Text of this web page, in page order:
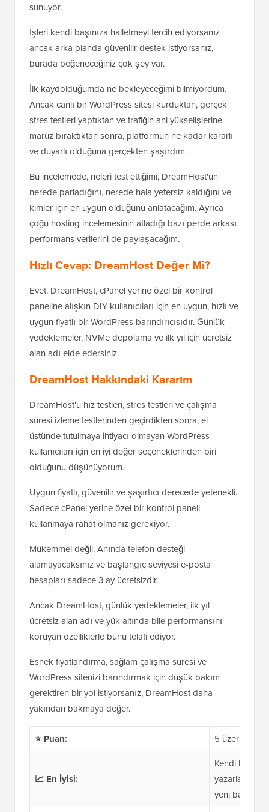
sunuyor.
İşleri kendi başınıza halletmeyi tercih ediyorsanız
ancak arka planda güvenilir destek istiyorsanız,
burada beğeneceğiniz çok şey var.
İlk kaydolduğumda ne bekleyeceğimi bilmiyordum.
Ancak canlı bir WordPress sitesi kurduktan, gerçek
stres testleri yaptıktan ve trafiğin ani yükselişlerine
maruz bıraktıktan sonra, platformun ne kadar kararlı
ve duyarlı olduğuna gerçekten şaşırdım.
Bu incelemede, neleri test ettiğimi, DreamHost'un
nerede parladığını, nerede hala yetersiz kaldığını ve
kimler için en uygun olduğunu anlatacağım. Ayrıca
çoğu hosting incelemesinin atladığı bazı perde arkası
performans verilerini de paylaşacağım.
Hızlı Cevap: DreamHost Değer Mi?
Evet. DreamHost, cPanel yerine özel bir kontrol
paneline alışkın DIY kullanıcıları için en uygun, hızlı ve
uygun fiyatlı bir WordPress barındırıcısıdır. Günlük
yedeklemeler, NVMe depolama ve ilk yıl için ücretsiz
alan adı elde edersiniz.
DreamHost Hakkındaki Kararım
DreamHost'u hız testleri, stres testleri ve çalışma
süresi izleme testlerinden geçirdikten sonra, el
üstünde tutulmaya ihtiyacı olmayan WordPress
kullanıcıları için en iyi değer seçeneklerinden biri
olduğunu düşünüyorum.
Uygun fiyatlı, güvenilir ve şaşırtıcı derecede yetenekli.
Sadece cPanel yerine özel bir kontrol paneli
kullanmaya rahat olmanız gerekiyor.
Mükemmel değil. Anında telefon desteği
alamayacaksınız ve başlangıç seviyesi e-posta
hesapları sadece 3 ay ücretsizdir.
Ancak DreamHost, günlük yedeklemeler, ilk yıl
ücretsiz alan adı ve yük altında bile performansını
koruyan özelliklerle bunu telafi ediyor.
Esnek fiyatlandırma, sağlam çalışma süresi ve
WordPress sitenizi barındırmak için düşük bakım
gerektiren bir yol istiyorsanız, DreamHost daha
yakından bakmaya değer.
⭐ Puan: 5 üzerinden
📈 En İyisi:
Kendi
yazarları ve
yeni